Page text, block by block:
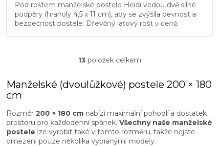
Pod roštem manželské postele Heidi vedou dvě silné
podpěry (hranoly 4,5 x 11 cm), aby se zvýšila pevnost a
bezpečnost postele. Dřevěný laťový rošt v ceně.
O
l
a
c
í
p
13položek celkem
Manželské (dvoulůžkové) postele 200 × 180
cm
Rozměr 200 × 180 cm nabízí maximální pohodlí a dostatek
prostoru pro každodenní spánek. Všechny naše manželské
postele lze vyrobit také v tomto rozměru, takže nejste
omezeni pouze několika vybranými modely.